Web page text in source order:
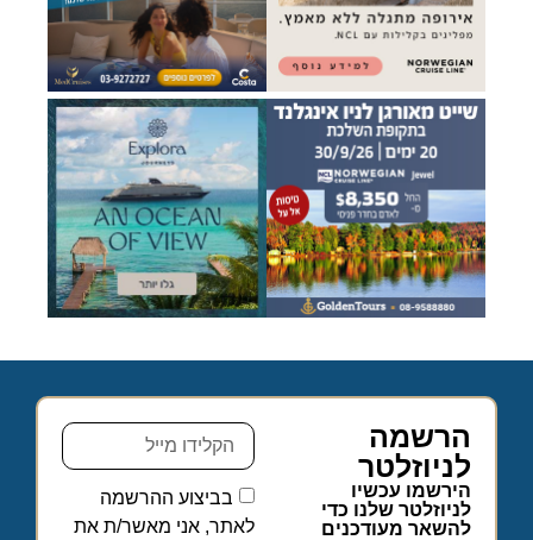
הרשמה
לניוזלטר
הירשמו עכשיו
לניוזלטר שלנו כדי
להשאר מעודכנים
בביצוע ההרשמה
לאתר, אני מאשר/ת את